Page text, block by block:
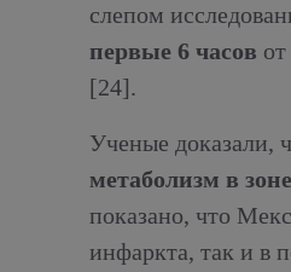
слепом
первые 6 часов
[24].
Ученые доказали,
метаболизм в
показано, что
инфаркта, так и в